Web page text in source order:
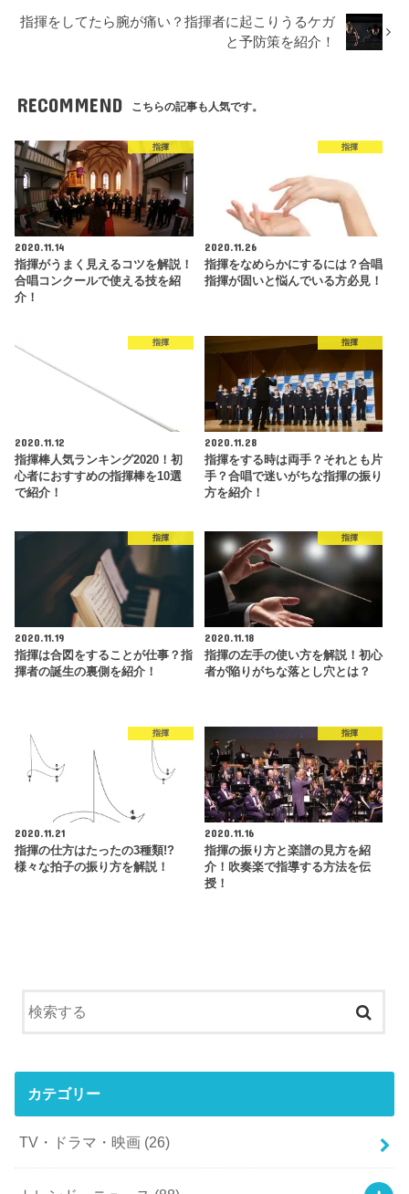
指揮をしてたら腕が痛い？指揮者に起こりうるケガ
と予防策を紹介！
RECOMMEND こちらの記事も人気です。
指揮
2020.11.14
指揮がうまく見えるコツを解説！
合唱コンクールで使える技を紹
介！
指揮
2020.11.26
指揮をなめらかにするには？合唱
指揮が固いと悩んでいる方必見！
指揮
2020.11.12
指揮棒人気ランキング2020！初
心者におすすめの指揮棒を10選
で紹介！
指揮
2020.11.28
指揮をする時は両手？それとも片
手？合唱で迷いがちな指揮の振り
方を紹介！
指揮
2020.11.19
指揮は合図をすることが仕事？指
揮者の誕生の裏側を紹介！
指揮
2020.11.18
指揮の左手の使い方を解説！初心
者が陥りがちな落とし穴とは？
指揮
2020.11.21
指揮の仕方はたったの3種類!?
様々な拍子の振り方を解説！
指揮
2020.11.16
指揮の振り方と楽譜の見方を紹
介！吹奏楽で指導する方法を伝
授！
カテゴリー
TV・ドラマ・映画 (26)